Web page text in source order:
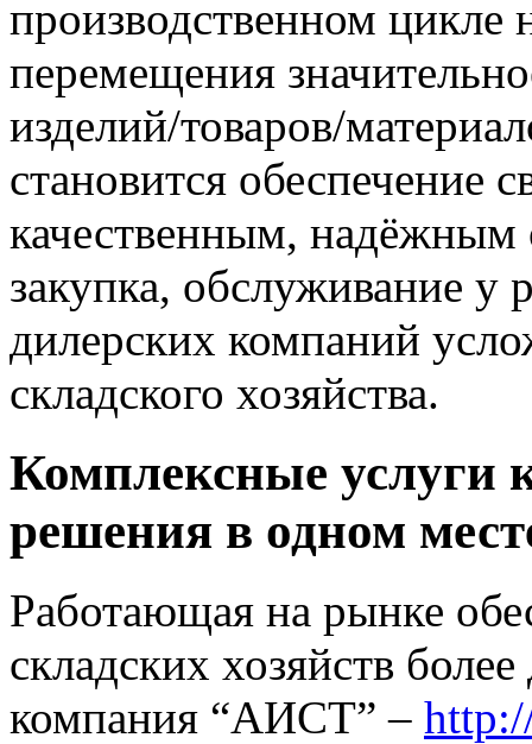
производственном цикле
перемещения
изделий/товаров/
становится обеспечение
качественным,
закупка, обслуживание у
дилерских компаний
складского хозяйства.
Комплексные
решения в одном
Работающая на рынке
складских хозяйств
компания “АИСТ” –